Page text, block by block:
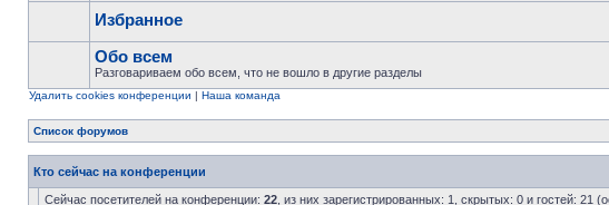
Избранное
Обо всем
Разговариваем обо всем, что не вошло в другие разделы
Удалить cookies конференции | Наша команда
Список форумов
Кто сейчас на конференции
Сейчас посетителей на конференции: 22 , из них зарегистрированных: 1, скрытых: 0 и гостей: 21